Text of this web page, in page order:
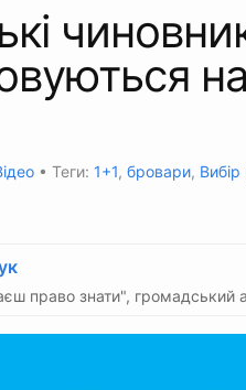
• Теги: 1+1, бровари, Вибір
право знати", громадський